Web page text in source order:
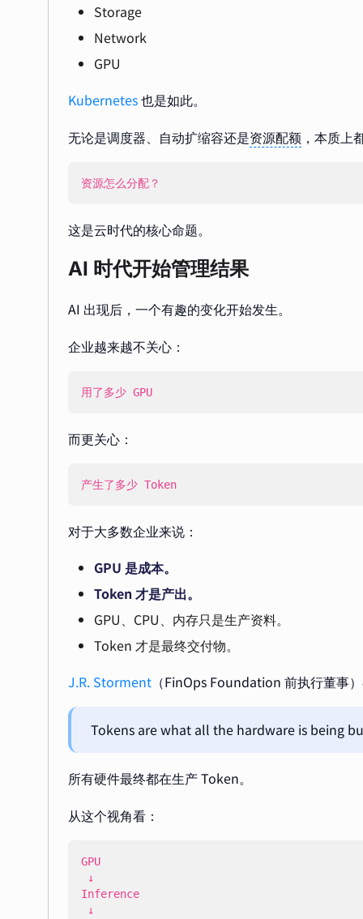
Storage
Network
GPU
Kubernetes也是如此。
无论是调度器、自动扩缩容还是资源配额 ，本质上
资源怎么分配？
这是云时代的核心命题。
AI 时代开始管理结果
AI 出现后，一个有趣的变化开始发生。
企业越来越不关心：
用了多少 GPU
而更关心：
产生了多少 Token
对于大多数企业来说：
GPU 是成本。
Token 才是产出。
GPU、CPU、内存只是生产资料。
Token 才是最终交付物。
J.R. Storment （FinOps Foundation 前执行董事
Tokens are what all the hardware is being
所有硬件最终都在生产 Token。
从这个视角看：